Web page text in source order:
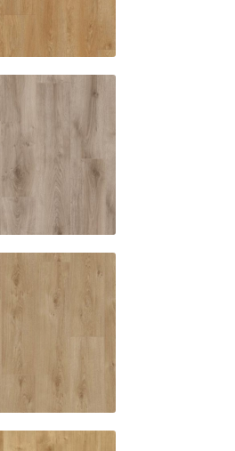
SE619
Winnipeg
oak
SE680
Edmonton